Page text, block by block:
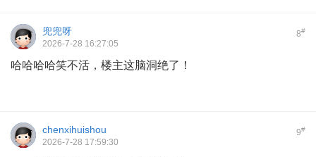
8#
兜兜呀
2026-7-28 16:27:05
哈哈哈哈笑不活，楼主这脑洞绝了！
9#
chenxihuishou
2026-7-28 17:59:30